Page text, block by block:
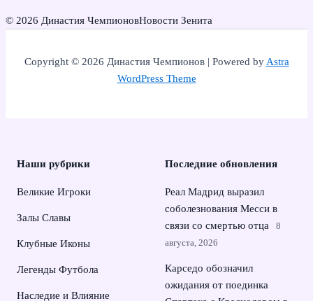
© 2026 Династия ЧемпионовНовости Зенита
Copyright © 2026 Династия Чемпионов | Powered byAstra
WordPress Theme
Наши рубрики
Великие Игроки
Залы Славы
Клубные Иконы
Легенды Футбола
Наследие и Влияние
Последние обновления
Реал Мадрид выразил
соболезнования Месси в
связи со смертью отца
8
августа, 2026
Карседо обозначил
ожидания от поединка